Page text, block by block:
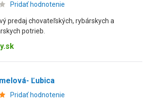
Pridať hodnotenie
predaj chovateľských, rybárskych a
potrieb.
Ľubica
Pridať hodnotenie